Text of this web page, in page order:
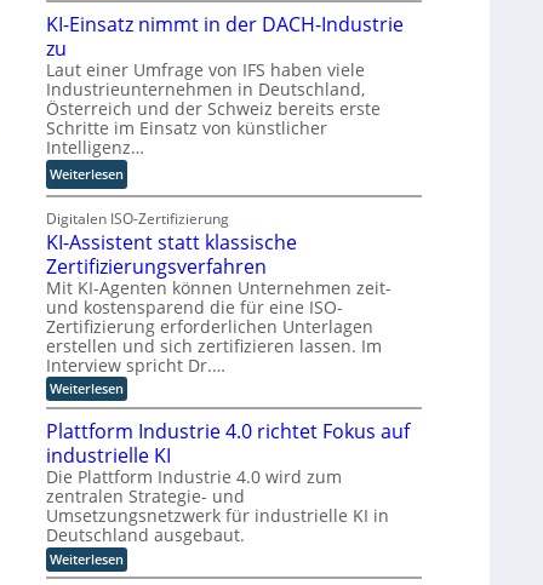
r
W
g
o
-
C
E
O
g
ü
r
T
a
t
o
r
t
e
i
Q
u
a
n
t
e
n
c
o
m
p
u
t
i
n
g
u
n
d
k
ü
n
s
t
KI-Einsatz nimmt in der DACH-Industrie
zu
Laut einer Umfrage von IFS haben viele
Industrieunternehmen in Deutschland,
Österreich und der Schweiz bereits erste
Schritte im Einsatz von künstlicher
Intelligenz…
Weiterlesen:
K
I
-
E
i
n
s
a
t
z
n
i
m
m
i
n
d
Digitalen ISO-Zertifizierung
KI-Assistent statt klassische
Zertifizierungsverfahren
Mit KI-Agenten können Unternehmen zeit-
und kostensparend die für eine ISO-
Zertifizierung erforderlichen Unterlagen
erstellen und sich zertifizieren lassen. Im
Interview spricht Dr.…
Weiterlesen:
K
-
A
s
s
s
t
e
n
Plattform Industrie 4.0 richtet Fokus auf
industrielle KI
Die Plattform Industrie 4.0 wird zum
zentralen Strategie- und
Umsetzungsnetzwerk für industrielle KI in
Deutschland ausgebaut.
Weiterlesen:
P